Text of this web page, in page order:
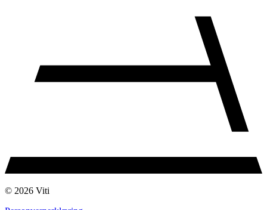
© 2026 Viti